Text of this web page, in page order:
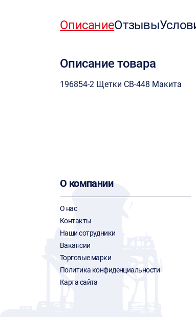
ОписаниеОтзывы
Описание товара
196854-2 Щетки СВ-448 Макита
О компании
О нас
Контакты
Наши сотрудники
Вакансии
Торговые марки
Политика конфиденциальности
Карта сайта